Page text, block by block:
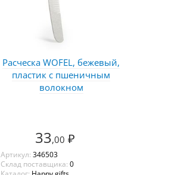
Расческа WOFEL, бежевый,
пластик с пшеничным
волокном
33,00 ₽
Артикул: 346503
Склад поставщика: 0